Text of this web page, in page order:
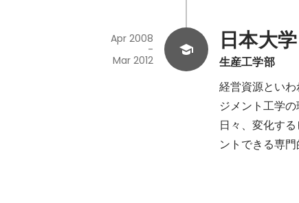
日本大学
生産工学部
Apr 2008
-
Mar 2012
経営資源とい
ジメント工学
日々、変化す
ントできる専門